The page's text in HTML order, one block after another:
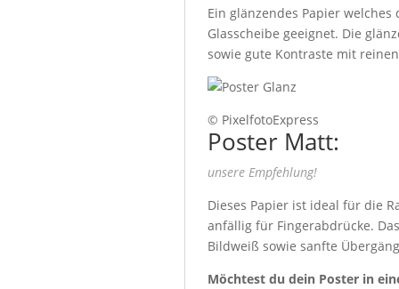
Ein glänzendes Papier
Glasscheibe geeignet. Die
sowie gute Kontraste mit
© PixelfotoExpress
Poster Matt:
unsere Empfehlung!
Dieses Papier ist ideal für die
anfällig für Fingerabdrücke.
Bildweiß sowie sanfte
Möchtest du dein Poster in